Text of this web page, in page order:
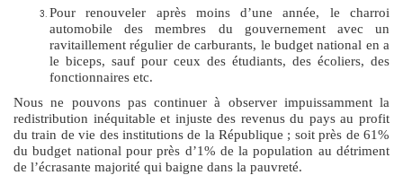
Pour renouveler après moins d’une année, le charroi
automobile des membres du gouvernement avec un
ravitaillement régulier de carburants, le budget national en a
le biceps, sauf pour ceux des étudiants, des écoliers, des
fonctionnaires etc.
Nous ne pouvons pas continuer à observer impuissamment la
redistribution inéquitable et injuste des revenus du pays au profit
du train de vie des institutions de la République ; soit près de 61%
du budget national pour près d’1% de la population au détriment
de l’écrasante majorité qui baigne dans la pauvreté.